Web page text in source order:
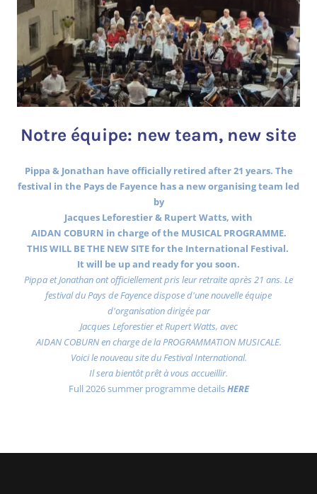
Notre équipe: new team, new site
Pippa & Jonathan have officially retired after 21 years. The
festival in the Pays de Fayence has a new organising team led
by
Jacques Leforestier & Rupert Watts, with
AIDAN COBURN in charge of the MUSICAL PROGRAMME.
THIS WILL BE THE NEW SITE for the International Festival.
It will be up and ready for you soon.
Pippa et Jonathan ont officiellement pris leur retraite après 21 ans. Le
festival du Pays de Fayence dispose d'une nouvelle équipe
d'organisation dirigée par
Jacques Leforestier et Rupert Watts, avec
AIDAN COBURN en charge de la PROGRAMMATION MUSICALE.
Voici le nouveau site du Festival International.
Il sera bientôt prêt à vous accueillir.
Full 2026 summer programme detailsHERE